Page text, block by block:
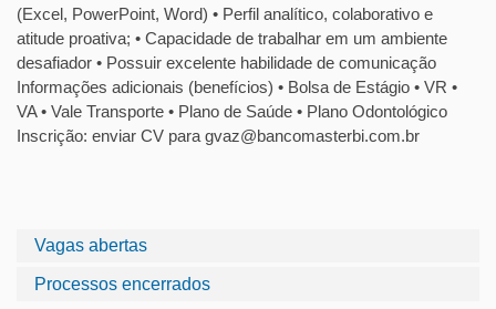
Vagas abertas
Processos encerrados
(Excel, PowerPoint, Word) • Perfil analítico, colaborativo e
atitude proativa; • Capacidade de trabalhar em um ambiente
desafiador • Possuir excelente habilidade de comunicação
Informações adicionais (benefícios) • Bolsa de Estágio • VR •
VA • Vale Transporte • Plano de Saúde • Plano Odontológico
Inscrição: enviar CV para gvaz@bancomasterbi.com.br